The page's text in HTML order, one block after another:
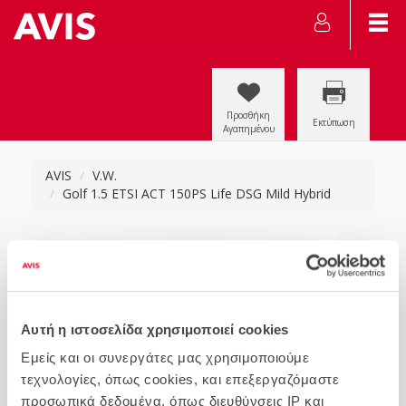
Αυτή η ιστοσελίδα χρησιμοποιεί cookies
Εμείς και οι συνεργάτες μας χρησιμοποιούμε
τεχνολογίες, όπως cookies, και επεξεργαζόμαστε
προσωπικά δεδομένα, όπως διευθύνσεις IP και
Προσθήκη
Αγαπημένου
Εκτύπωση
AVIS
V.W.
Golf 1.5 ETSI ACT 150PS Life DSG Mild Hybrid